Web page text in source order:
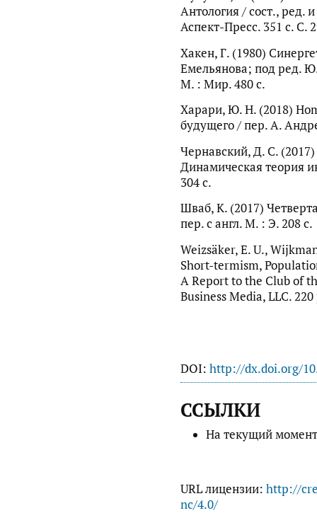
Антология / сост., ред.
Аспект-Пресс. 351 с. С.
Хакен, Г. (1980)
Емельянова; под ред.
М. : Мир. 480 с.
Харари, Ю. Н. (2018)
будущего / пер. А.
Чернавский, Д. С.
Динамическая теория
304 с.
Шваб, К. (2017)
пер. с англ. М. : Э. 208 с.
Weizsäker, E. U.,
Short-termism,
A Report to the Club of
Business Media, LLC. 220
DOI: http://dx.doi.org/
ССЫЛКИ
На текущий
URL лицензии: http://
nc/4.0/